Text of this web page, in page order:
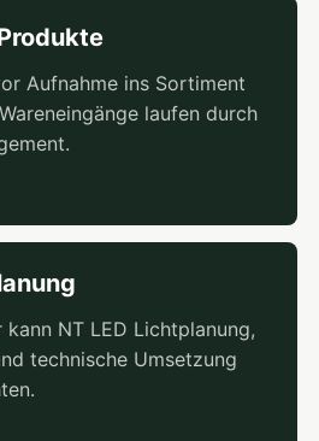
Aufnahme ins Sortiment
laufen durch
NT LED Lichtplanung,
technische Umsetzung